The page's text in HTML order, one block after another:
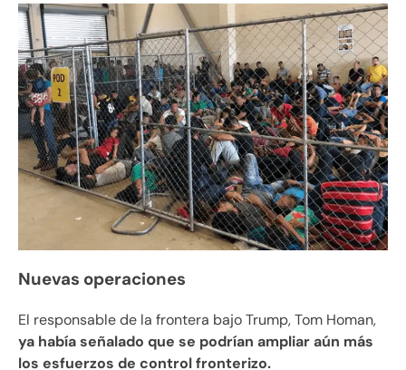
Nuevas operaciones
El responsable de la frontera bajo Trump, Tom Homan,
ya había señalado que se podrían ampliar aún más
los esfuerzos de control fronterizo.